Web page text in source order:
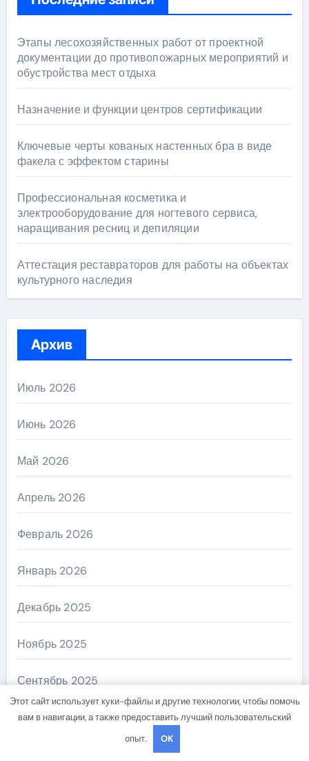
Этапы лесохозяйственных работ от проектной
документации до противопожарных мероприятий и
обустройства мест отдыха
Назначение и функции центров сертификации
Ключевые черты кованых настенных бра в виде
факела с эффектом старины
Профессиональная косметика и
электрооборудование для ногтевого сервиса,
наращивания ресниц и депиляции
Аттестация реставраторов для работы на объектах
культурного наследия
Архив
Июль 2026
Июнь 2026
Май 2026
Апрель 2026
Февраль 2026
Январь 2026
Декабрь 2025
Ноябрь 2025
Сентябрь 2025
Август 2025
Этот сайт использует куки-файлы и другие технологии, чтобы помочь
вам в навигации, а также предоставить лучший пользовательский
опыт.
OK